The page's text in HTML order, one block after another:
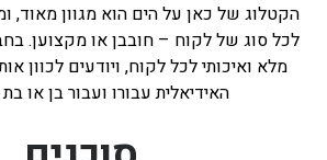
הקטלוג של כאן על הים הוא מגוון מאוד,
לכל סוג של לקוח – חובבן או מקצוען.
מלא ואיכותי לכל לקוח, ויודעים לכוון
האידיאלית עבורו ועבור בן או